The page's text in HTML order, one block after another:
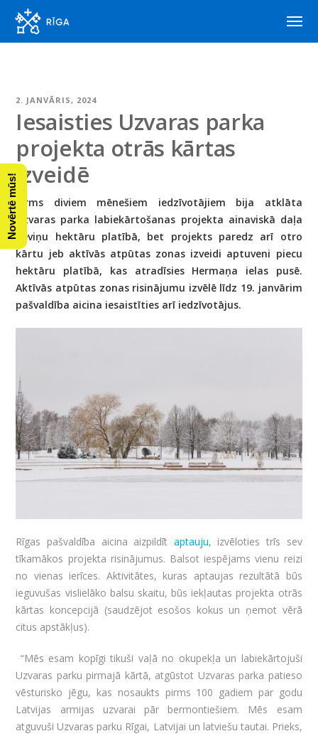
2. JANVĀRIS, 2024
Iesaisties Uzvaras parka
projekta otrās kārtas
izveidē
Pirms diviem mēnešiem iedzīvotājiem bija atklāta
Uzvaras parka labiekārtošanas projekta ainaviskā daļa
deviņu hektāru platībā, bet projekts paredz arī otro
kārtu jeb aktīvās atpūtas zonas izveidi aptuveni piecu
hektāru platībā, kas atradīsies Hermaņa ielas pusē.
Aktīvās atpūtas zonas risinājumu izvēlē līdz 19. janvārim
pašvaldība aicina iesaistīties arī iedzīvotājus.
Rīgas pašvaldība aicina aizpildīt aptauju, izvēloties trīs sev
tīkamākos projekta risinājumus. Balsot iespējams vienu reizi
no vienas ierīces. Aktivitātes, kuras aptaujas rezultātā būs
ieguvušas vislielāko balsu skaitu, būs iekļautas projekta otrās
kārtas koncepcijā (saudzējot esošos kokus un ņemot vērā
citus apstākļus).
“Mēs esam kopīgi tikuši vaļā no okupekļa un labiekārtojuši
Uzvaras parku pirmajā kārtā, atgūstot Uzvaras parka patieso
vēsturisko jēgu, kas nosaukts pirms 100 gadiem par godu
Latvijas armijas uzvarai pār bermontiešiem. Mēs esam
atguvuši Uzvaras parku Rīgai, Latvijai un latviešu tautai. Prieks,
Novērtē mūs!